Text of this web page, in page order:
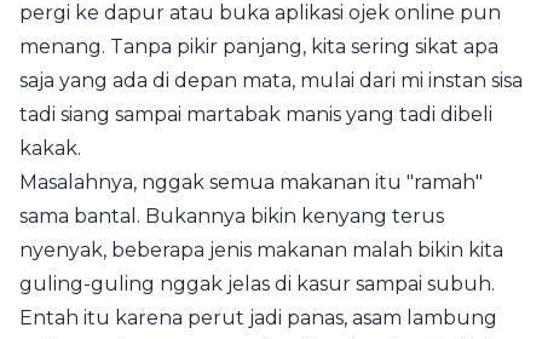
pergi ke dapur atau buka aplikasi ojek online pun
menang. Tanpa pikir panjang, kita sering sikat apa
saja yang ada di depan mata, mulai dari mi instan sisa
tadi siang sampai martabak manis yang tadi dibeli
kakak.
Masalahnya, nggak semua makanan itu "ramah"
sama bantal. Bukannya bikin kenyang terus
nyenyak, beberapa jenis makanan malah bikin kita
guling-guling nggak jelas di kasur sampai subuh.
Entah itu karena perut jadi panas, asam lambung